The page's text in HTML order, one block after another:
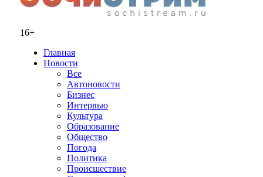
16+
Главная
Новости
Все
Автоновости
Бизнес
Интервью
Культура
Образование
Общество
Погода
Политика
Происшествие